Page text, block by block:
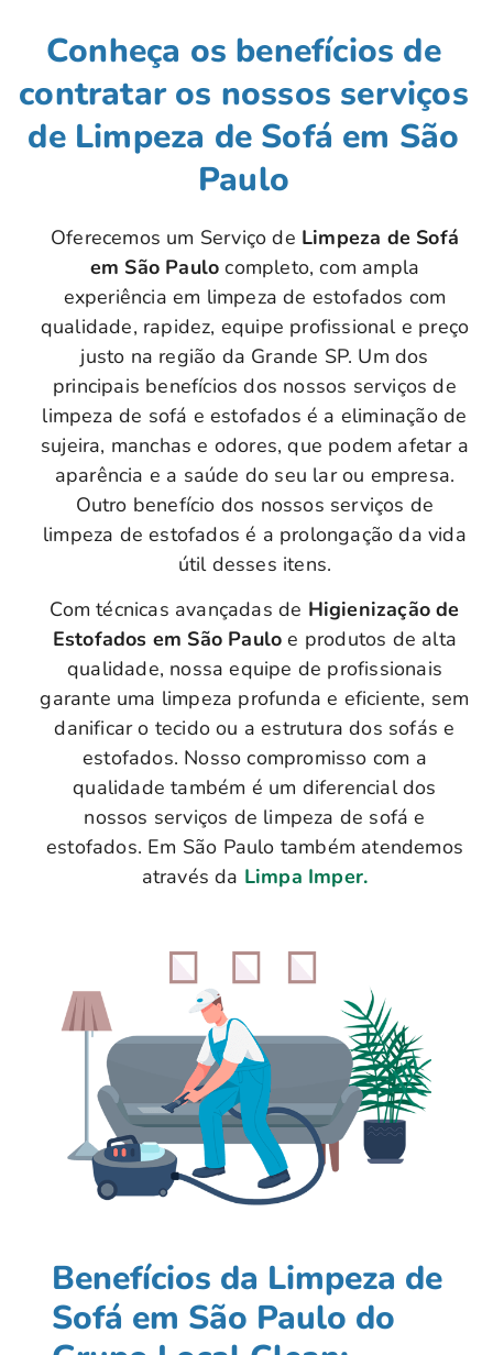
Conheça os benefícios de
contratar os nossos serviços
de Limpeza de Sofá em São
Paulo
Oferecemos um Serviço de Limpeza de Sofá
em São Paulo completo, com ampla
experiência em limpeza de estofados com
qualidade, rapidez, equipe profissional e preço
justo na região da Grande SP. Um dos
principais benefícios dos nossos serviços de
limpeza de sofá e estofados é a eliminação de
sujeira, manchas e odores, que podem afetar a
aparência e a saúde do seu lar ou empresa.
Outro benefício dos nossos serviços de
limpeza de estofados é a prolongação da vida
útil desses itens.
Com técnicas avançadas de Higienização de
Estofados em São Paulo e produtos de alta
qualidade, nossa equipe de profissionais
garante uma limpeza profunda e eficiente, sem
danificar o tecido ou a estrutura dos sofás e
estofados. Nosso compromisso com a
qualidade também é um diferencial dos
nossos serviços de limpeza de sofá e
estofados. Em São Paulo também atendemos
através da Limpa Imper.
Benefícios da Limpeza de
Sofá em São Paulo do